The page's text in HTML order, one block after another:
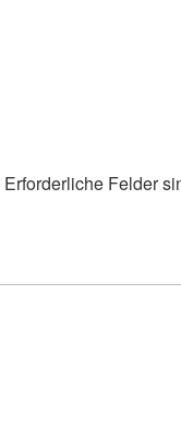
Erforderliche Felder